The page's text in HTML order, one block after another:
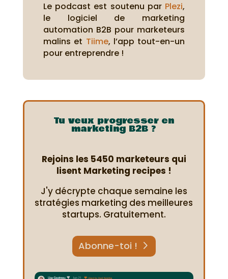
Le podcast est soutenu par Plezi,
le logiciel de marketing
automation B2B pour marketeurs
malins et Tiime, l’app tout-en-un
pour entreprendre !
Tu veux progresser en
marketing B2B ?
Rejoins les 5450 marketeurs qui
lisent Marketing recipes !
J'y décrypte chaque semaine les
stratégies marketing des meilleures
startups. Gratuitement.
Abonne-toi !